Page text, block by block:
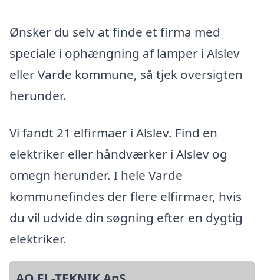
Ønsker du selv at finde et firma med
speciale i ophængning af lamper i Alslev
eller Varde kommune, så tjek oversigten
herunder.
Vi fandt 21 elfirmaer i Alslev. Find en
elektriker eller håndværker i Alslev og
omegn herunder. I hele Varde
kommunefindes der flere elfirmaer, hvis
du vil udvide din søgning efter en dygtig
elektriker.